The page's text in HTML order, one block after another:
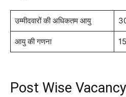
उम्मीदवारों की अधिकतम आयु
आयु की गणना
Post Wise Vacancy